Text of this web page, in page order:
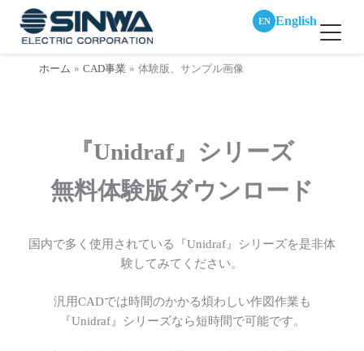
EN English
ホーム CAD事業 体験版、サンプル画像
『Unidraf』シリーズ
無料体験版ダウンロード
国内で多く使用されている『Unidraf』シリーズを是非体
験してみてください。
汎用CADでは時間のかかる煩わしい作図作業も
『Unidraf』シリーズなら短時間で可能です。